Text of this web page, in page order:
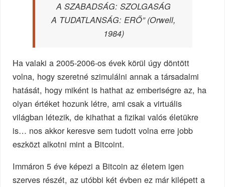
A SZABADSÁG: SZOLGASÁG
A TUDATLANSÁG: ERŐ” (Orwell,
1984)
Ha valaki a 2005-2006-os évek körül úgy döntött
volna, hogy szeretné szimulálni annak a társadalmi
hatását, hogy miként is hathat az emberiségre az, ha
olyan értéket hozunk létre, ami csak a virtuális
világban létezik, de kihathat a fizikai valós életükre
is… nos akkor keresve sem tudott volna erre jobb
eszközt alkotni mint a Bitcoint.
Immáron 5 éve képezi a Bitcoin az életem igen
szerves részét, az utóbbi két évben ez már kilépett a